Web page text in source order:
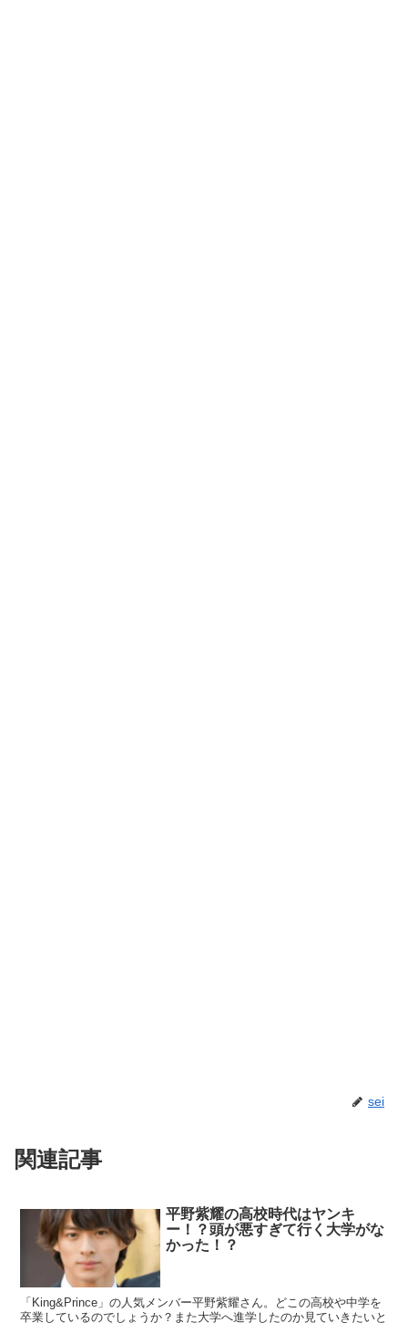
sei
関連記事
平野紫耀の高校時代はヤンキ
ー！？頭が悪すぎて行く大学がな
かった！？
「King&Prince」の人気メンバー平野紫耀さん。どこの高校や中学を
卒業しているのでしょうか？また大学へ進学したのか見ていきたいと